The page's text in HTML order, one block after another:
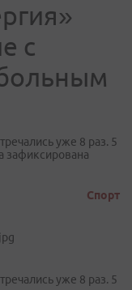
с
уже 8 раз. 5
зафиксирована
Спорт
уже 8 раз. 5